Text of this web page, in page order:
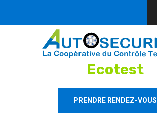
Ecotest
PRENDRE RENDEZ-VOUS